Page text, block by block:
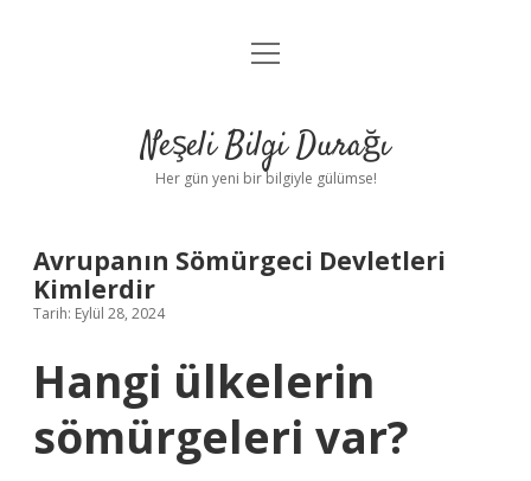
Anasayfa
Yasal Uyarı
menüyü
Neşeli Bilgi Durağı
Her gün yeni bir bilgiyle gülümse!
Avrupanın Sömürgeci Devletleri
Kimlerdir
Tarih: Eylül 28, 2024
Hangi ülkelerin
sömürgeleri var?